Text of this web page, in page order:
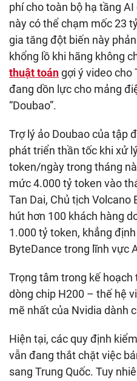
phí cho toàn bộ hạ tầng
này có thể chạm mốc23
gia tăng đột biến này
khổng lồ khi hãng không
thuật toángợi ý video cho
đang dồn lực cho mảng
“Doubao”.
Trợ lý ảo Doubao của tập
phát triển thần tốc khi xử
token/ngày trong tháng
mức 4.000 tỷ token vào
Tan Dai, Chủ tịch Volcano
hút hơn 100 khách hàng
1.000 tỷ token, khẳng
ByteDance trong lĩnh vực
Trọng tâm trong kế hoạch
dòng chip H200 – thế hệ
mẽ nhất của Nvidia dành
Hiện tại, các quy định
vẫn đang thắt chặt việc
sang Trung Quốc. Tuy